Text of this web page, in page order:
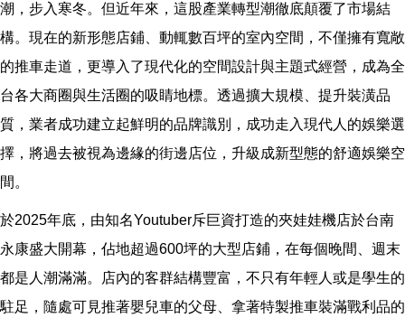
潮，步入寒冬。但近年來，這股產業轉型潮徹底顛覆了市場結
構。現在的新形態店鋪、動輒數百坪的室內空間，不僅擁有寬敞
的推車走道，更導入了現代化的空間設計與主題式經營，成為全
台各大商圈與生活圈的吸睛地標。透過擴大規模、提升裝潢品
質，業者成功建立起鮮明的品牌識別，成功走入現代人的娛樂選
擇，將過去被視為邊緣的街邊店位，升級成新型態的舒適娛樂空
間。
於2025年底，由知名Youtuber斥巨資打造的夾娃娃機店於台南
永康盛大開幕，佔地超過600坪的大型店鋪，在每個晚間、週末
都是人潮滿滿。店內的客群結構豐富，不只有年輕人或是學生的
駐足，隨處可見推著嬰兒車的父母、拿著特製推車裝滿戰利品的